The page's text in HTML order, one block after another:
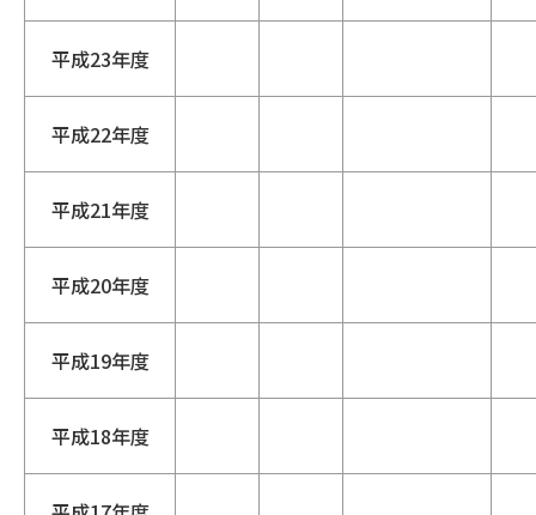
平成23年度
平成22年度
平成21年度
平成20年度
平成19年度
平成18年度